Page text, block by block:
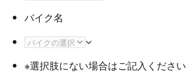
バイク名
※選択肢にない場合はご記入ください